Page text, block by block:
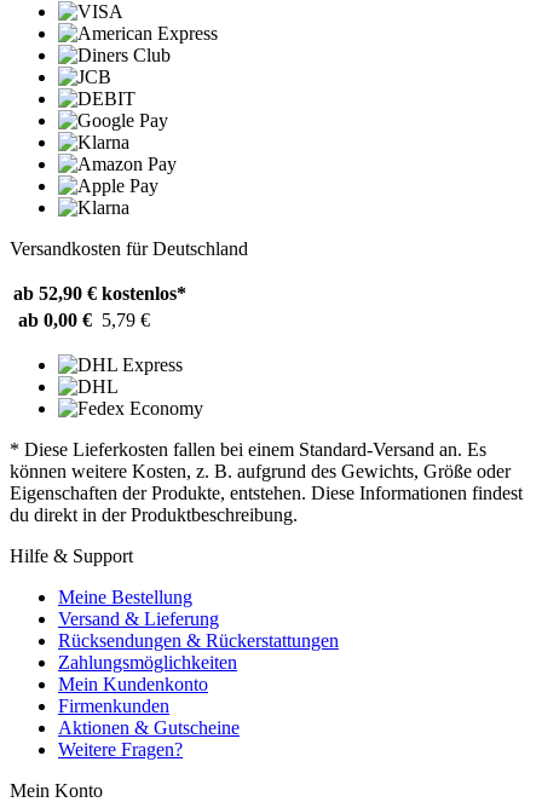
Versandkosten für Deutschland
ab 52,90 € kostenlos*
ab 0,00 € 5,79 €
* Diese Lieferkosten fallen bei einem Standard-Versand an. Es
können weitere Kosten, z. B. aufgrund des Gewichts, Größe oder
Eigenschaften der Produkte, entstehen. Diese Informationen findest
du direkt in der Produktbeschreibung.
Hilfe & Support
Meine Bestellung
Versand & Lieferung
Rücksendungen & Rückerstattungen
Zahlungsmöglichkeiten
Mein Kundenkonto
Firmenkunden
Aktionen & Gutscheine
Weitere Fragen?
Mein Konto